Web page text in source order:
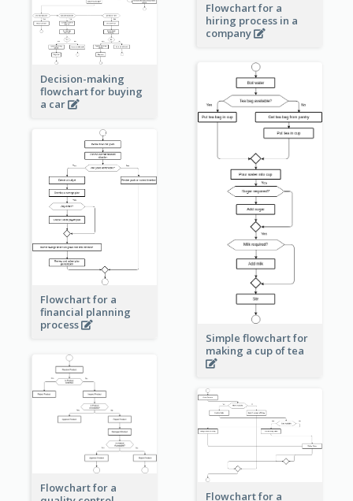
Flowchart for a
hiring process in a
company
Decision-making
flowchart for buying
a car
Simple flowchart for
making a cup of tea
Flowchart for a
financial planning
process
Flowchart for a
Flowchart for a